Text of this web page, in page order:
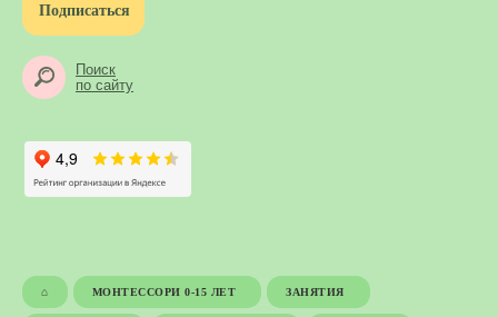
Подписаться
Поиск
по сайту
⌂ МОНТЕССОРИ 0-15 ЛЕТ ЗАНЯТИЯ